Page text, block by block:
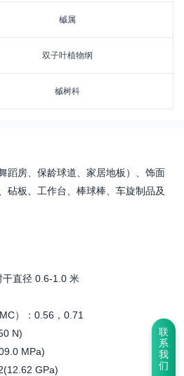
联
系
我
们
槭属
双子叶植物纲
槭树科
蹈房、保龄球道、家居地板）、饰面
砧板、工作台、棒球棒、车旋制品及
直径 0.6-1.0 米
）：0.56，0.71
N)
MPa)
GPa)